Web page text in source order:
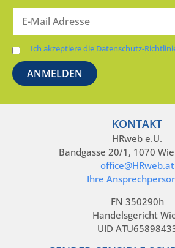
Ich akzeptiere die Datenschutz-
KONTAKT
HRweb e.U.
Bandgasse 20/1, 1070
office@HRweb.at
Ihre
FN 350290h
Handelsgericht
UID